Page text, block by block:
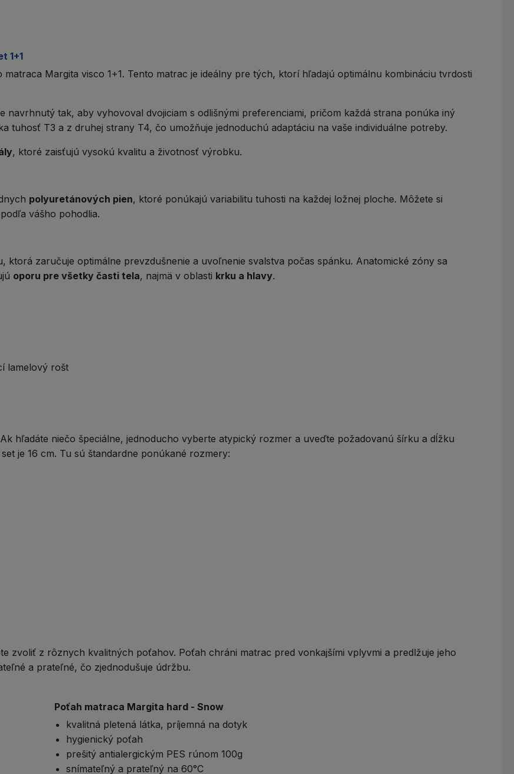
1+1
matraca Margita visco 1+1. Tento matrac je ideálny pre tých, ktorí hľadajú optimálnu kombináciu tvrdosti
navrhnutý tak, aby vyhovoval dvojiciam s odlišnými preferenciami, pričom každá strana ponúka iný
tuhosť T3 a z druhej strany T4, čo umožňuje jednoduchú adaptáciu na vaše individuálne potreby.
, ktoré zaisťujú vysokú kvalitu a životnosť výrobku.
polyuretánových pien, ktoré ponúkajú variabilitu tuhosti na každej ložnej ploche. Môžete si
vášho pohodlia.
, ktorá zaručuje optimálne prevzdušnenie a uvoľnenie svalstva počas spánku. Anatomické zóny sa
oporu pre všetky časti tela, najmä v oblasti krku a hlavy.
lamelový rošt
hľadáte niečo špeciálne, jednoducho vyberte atypický rozmer a uveďte požadovanú šírku a dĺžku
je 16 cm. Tu sú štandardne ponúkané rozmery:
zvoliť z rôznych kvalitných poťahov. Poťah chráni matrac pred vonkajšími vplyvmi a predlžuje jeho
a prateľné, čo zjednodušuje údržbu.
Poťah matraca Margita hard - Snow
kvalitná pletená látka, príjemná na dotyk
hygienický poťah
prešitý antialergickým PES rúnom 100g
snímateľný a prateľný na 60°C